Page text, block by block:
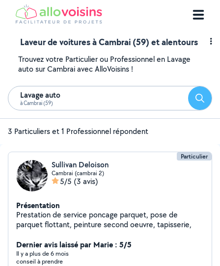
Laveur de voitures à Cambrai (59) et alentours
Trouvez votre Particulier ou Professionnel en Lavage
auto sur Cambrai avec AlloVoisins !
Lavage auto
à Cambrai (59)
3 Particuliers et 1 Professionnel répondent
Particulier
Sullivan Deloison
Cambrai (cambrai 2)
5/5 (3 avis)
Présentation
Prestation de service poncage parquet, pose de
parquet flottant, peinture second oeuvre, tapisserie,
Dernier avis laissé par Marie : 5/5
Il y a plus de 6 mois
conseil à prendre